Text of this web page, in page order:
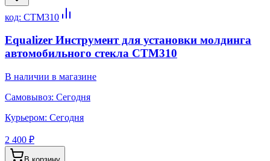
код: CTM310
Equalizer Инструмент для установки молдинга
автомобильного стекла CTM310
В наличии в магазине
Самовывоз: Сегодня
Курьером: Сегодня
2 400 ₽